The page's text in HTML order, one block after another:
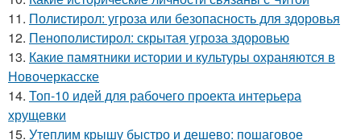
11. Полистирол: угроза или безопасность для здоровья
12. Пенополистирол: скрытая угроза здоровью
13. Какие памятники истории и культуры охраняются в
Новочеркасске
14. Топ-10 идей для рабочего проекта интерьера
хрущевки
15. Утеплим крышу быстро и дешево: пошаговое